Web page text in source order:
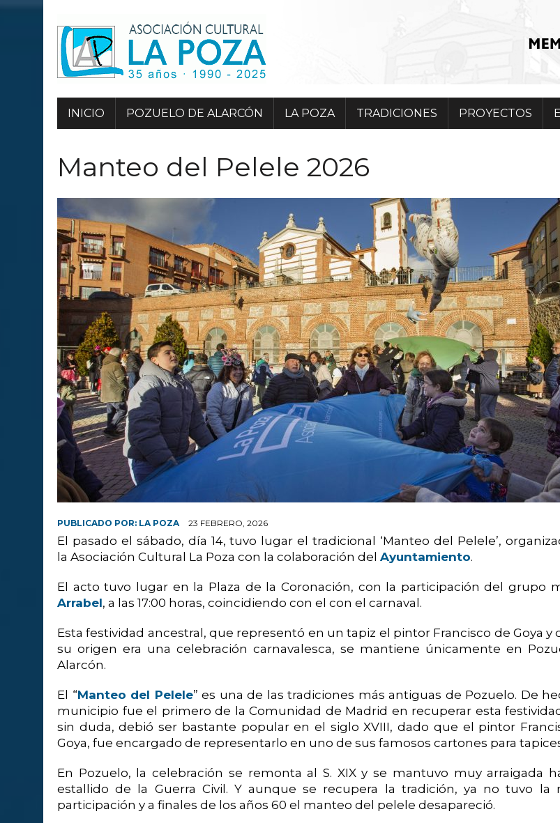
INICIO POZUELO DE ALARCÓN LA POZA TRADICIONES PROYECTOS
Manteo del Pelele 2026
PUBLICADO POR: LA POZA 23 FEBRERO, 2026
El pasado el sábado, día 14, tuvo lugar el tradicional ‘Manteo del Pelele’,
la Asociación Cultural La Poza con la colaboración del Ayuntamiento.
El acto tuvo lugar en la Plaza de la Coronación, con la participación del grupo
Arrabel, a las 17:00 horas, coincidiendo con el con el carnaval.
Esta festividad ancestral, que representó en un tapiz el pintor Francisco de Goya y
su origen era una celebración carnavalesca, se mantiene únicamente en
Alarcón.
El “Manteo del Pelele” es una de las tradiciones más antiguas de Pozuelo. De
municipio fue el primero de la Comunidad de Madrid en recuperar esta
sin duda, debió ser bastante popular en el siglo XVIII, dado que el pintor
Goya, fue encargado de representarlo en uno de sus famosos cartones para
En Pozuelo, la celebración se remonta al S. XIX y se mantuvo muy arraigada
estallido de la Guerra Civil. Y aunque se recupera la tradición, ya no tuvo la
participación y a finales de los años 60 el manteo del pelele desapareció.